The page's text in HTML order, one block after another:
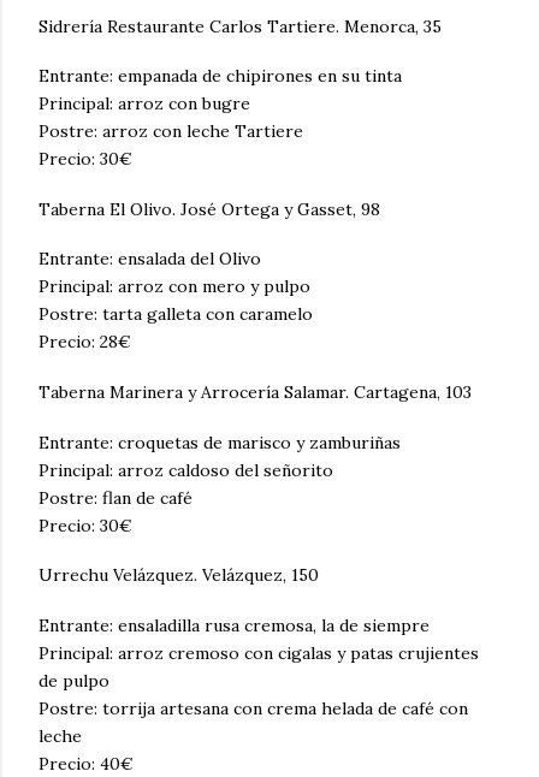
Sidrería Restaurante Carlos Tartiere. Menorca, 35
Entrante: empanada de chipirones en su tinta
Principal: arroz con bugre
Postre: arroz con leche Tartiere
Precio: 30€
Taberna El Olivo. José Ortega y Gasset, 98
Entrante: ensalada del Olivo
Principal: arroz con mero y pulpo
Postre: tarta galleta con caramelo
Precio: 28€
Taberna Marinera y Arrocería Salamar. Cartagena, 103
Entrante: croquetas de marisco y zamburiñas
Principal: arroz caldoso del señorito
Postre: flan de café
Precio: 30€
Urrechu Velázquez. Velázquez, 150
Entrante: ensaladilla rusa cremosa, la de siempre
Principal: arroz cremoso con cigalas y patas crujientes
de pulpo
Postre: torrija artesana con crema helada de café con
leche
Precio: 40€